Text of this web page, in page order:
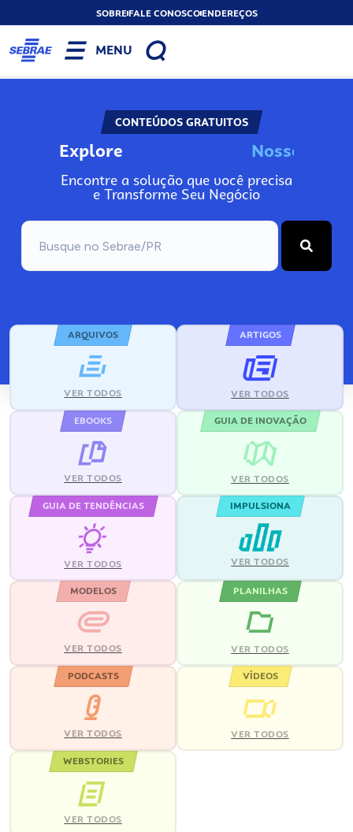
SOBREFALE CONOSCOENDEREÇOS
MENU
CONTEÚDOS GRATUITOS
Explore No
Encontre a solução que você precisa
e Transforme Seu Negócio
ARQUIVOS
VER TODOS
ARTIGOS
VER TODOS
EBOOKS
VER TODOS
GUIA DE INOVAÇÃO
VER TODOS
GUIA DE TENDÊNCIAS
VER TODOS
IMPULSIONA
VER TODOS
MODELOS
VER TODOS
PLANILHAS
VER TODOS
PODCASTS
VER TODOS
VÍDEOS
VER TODOS
WEBSTORIES
VER TODOS